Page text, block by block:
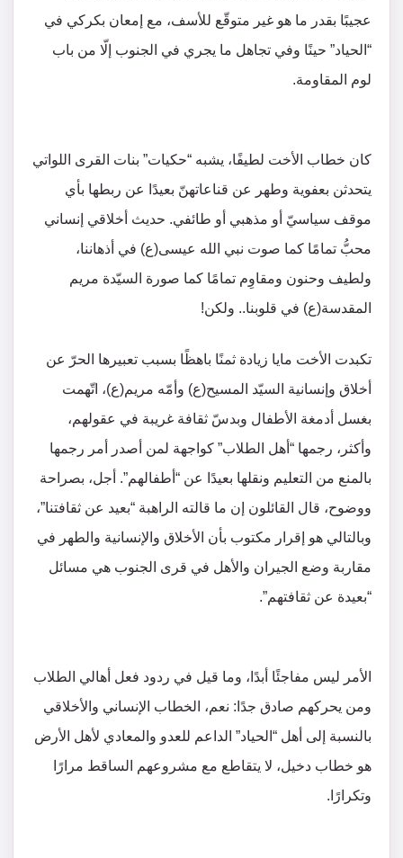
عجيبًا بقدر ما هو غير متوقّع للأسف، مع إمعان بكركي في
“الحياد” حينًا وفي تجاهل ما يجري في الجنوب إلّا من باب
لوم المقاومة.
كان خطاب الأخت لطيفًا، يشبه “حكيات” بنات القرى اللواتي
يتحدثن بعفوية وطهر عن قناعاتهنّ بعيدًا عن ربطها بأي
موقف سياسيّ أو مذهبي أو طائفي. حديث أخلاقي إنساني
محبُّ تمامًا كما صوت نبي الله عيسى(ع) في أذهاننا،
ولطيف وحنون ومقاوِم تمامًا كما صورة السيّدة مريم
المقدسة(ع) في قلوبنا.. ولكن!
تكبدت الأخت مايا زيادة ثمنًا باهظًا بسبب تعبيرها الحرّ عن
أخلاق وإنسانية السيّد المسيح(ع) وأمّه مريم(ع)، اتّهمت
بغسل أدمغة الأطفال وبدسّ ثقافة غريبة في عقولهم،
وأكثر، رجمها “أهل الطلاب” كواجهة لمن أصدر أمر رجمها
بالمنع من التعليم ونقلها بعيدًا عن “أطفالهم”. أجل، بصراحة
ووضوح، قال القائلون إن ما قالته الراهبة “بعيد عن ثقافتنا”،
وبالتالي هو إقرار مكتوب بأن الأخلاق والإنسانية والطهر في
مقاربة وضع الجيران والأهل في قرى الجنوب هي مسائل
“بعيدة عن ثقافتهم”.
الأمر ليس مفاجئًا أبدًا، وما قيل في ردود فعل أهالي الطلاب
ومن يحركهم صادق جدًا: نعم، الخطاب الإنساني والأخلاقي
بالنسبة إلى أهل “الحياد” الداعم للعدو والمعادي لأهل الأرض
هو خطاب دخيل، لا يتقاطع مع مشروعهم الساقط مرارًا
وتكرارًا.